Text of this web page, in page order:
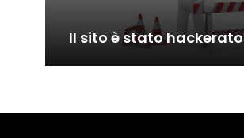
Il sito è stato hackerato